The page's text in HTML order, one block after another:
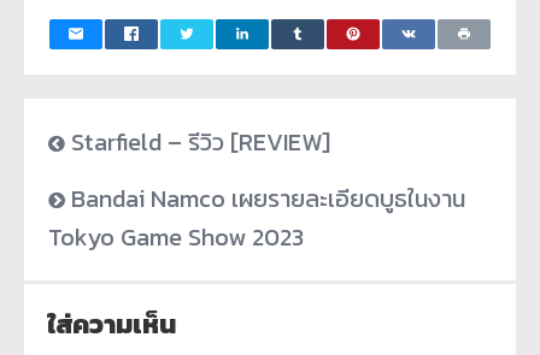
Starfield – รีวิว [REVIEW]
Bandai Namco เผยรายละเอียดบูธในงาน
Tokyo Game Show 2023
ใส่ความเห็น